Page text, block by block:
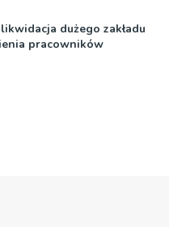
dużego zakładu
pracowników